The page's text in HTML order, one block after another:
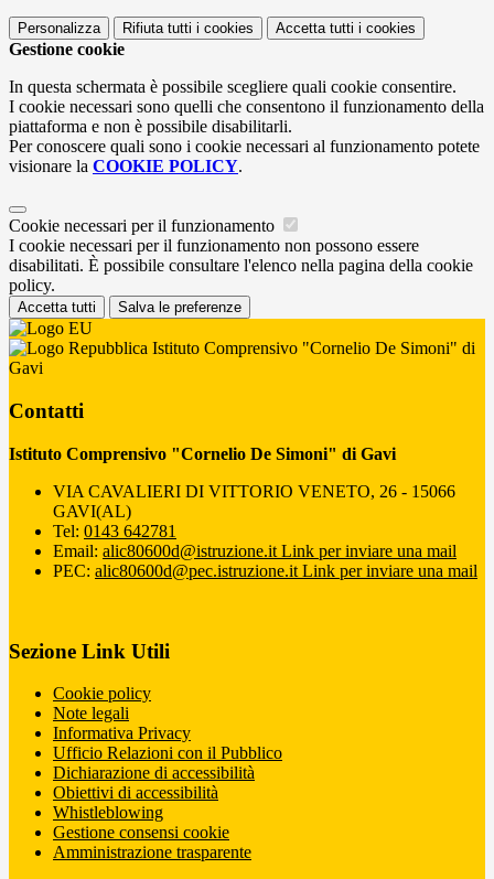
Personalizza Rifiuta tutti i cookies Accetta tutti i cookies
Gestione cookie
In questa schermata è possibile scegliere quali cookie consentire.
I cookie necessari sono quelli che consentono il funzionamento della
piattaforma e non è possibile disabilitarli.
Per conoscere quali sono i cookie necessari al funzionamento potete
visionare la COOKIE POLICY.
Cookie necessari per il funzionamento
I cookie necessari per il funzionamento non possono essere
disabilitati. È possibile consultare l'elenco nella pagina della cookie
policy.
Accetta tutti Salva le preferenze
Istituto Comprensivo "Cornelio De Simoni" di
Gavi
Contatti
Istituto Comprensivo "Cornelio De Simoni" di Gavi
VIA CAVALIERI DI VITTORIO VENETO, 26 - 15066
GAVI(AL)
Tel: 0143 642781
Email: alic80600d@istruzione.it Link per inviare una mail
PEC: alic80600d@pec.istruzione.it Link per inviare una mail
Sezione Link Utili
Cookie policy
Note legali
Informativa Privacy
Ufficio Relazioni con il Pubblico
Dichiarazione di accessibilità
Obiettivi di accessibilità
Whistleblowing
Gestione consensi cookie
Amministrazione trasparente